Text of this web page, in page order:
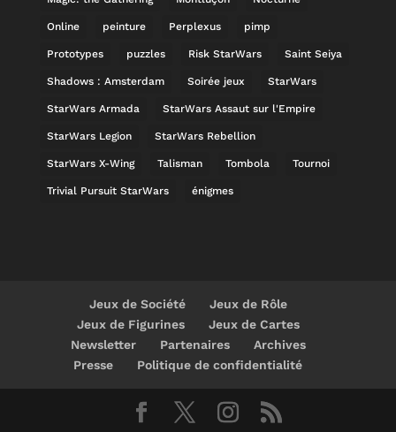
Online peinture Perplexus pimp
Prototypes puzzles Risk StarWars Saint Seiya
Shadows : Amsterdam Soirée jeux StarWars
StarWars Armada StarWars Assaut sur l'Empire
StarWars Legion StarWars Rebellion
StarWars X-Wing Talisman Tombola Tournoi
Trivial Pursuit StarWars énigmes
Jeux de Société
Jeux de Rôle
Jeux de Figurines
Jeux de Cartes
Newsletter
Partenaires
Archives
Presse
Politique de confidentialité